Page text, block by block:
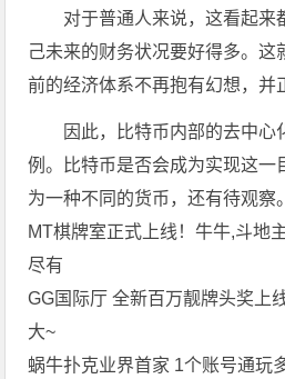
对于普通人来说，这看起来
己未来的财务状况要好得多。这
前的经济体系不再抱有幻想，并
因此，比特币内部的去中心
例。比特币是否会成为实现这一
为一种不同的货币，还有待观察
MT棋牌室正式上线！牛牛,斗地
尽有
GG国际厅 全新百万靓牌头奖上
大~
蜗牛扑克业界首家 1个账号通玩